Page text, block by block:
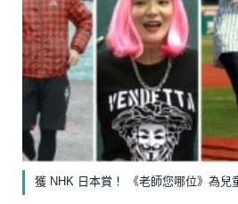
獲 NHK 日本賞！ 《老師您哪位》為兒